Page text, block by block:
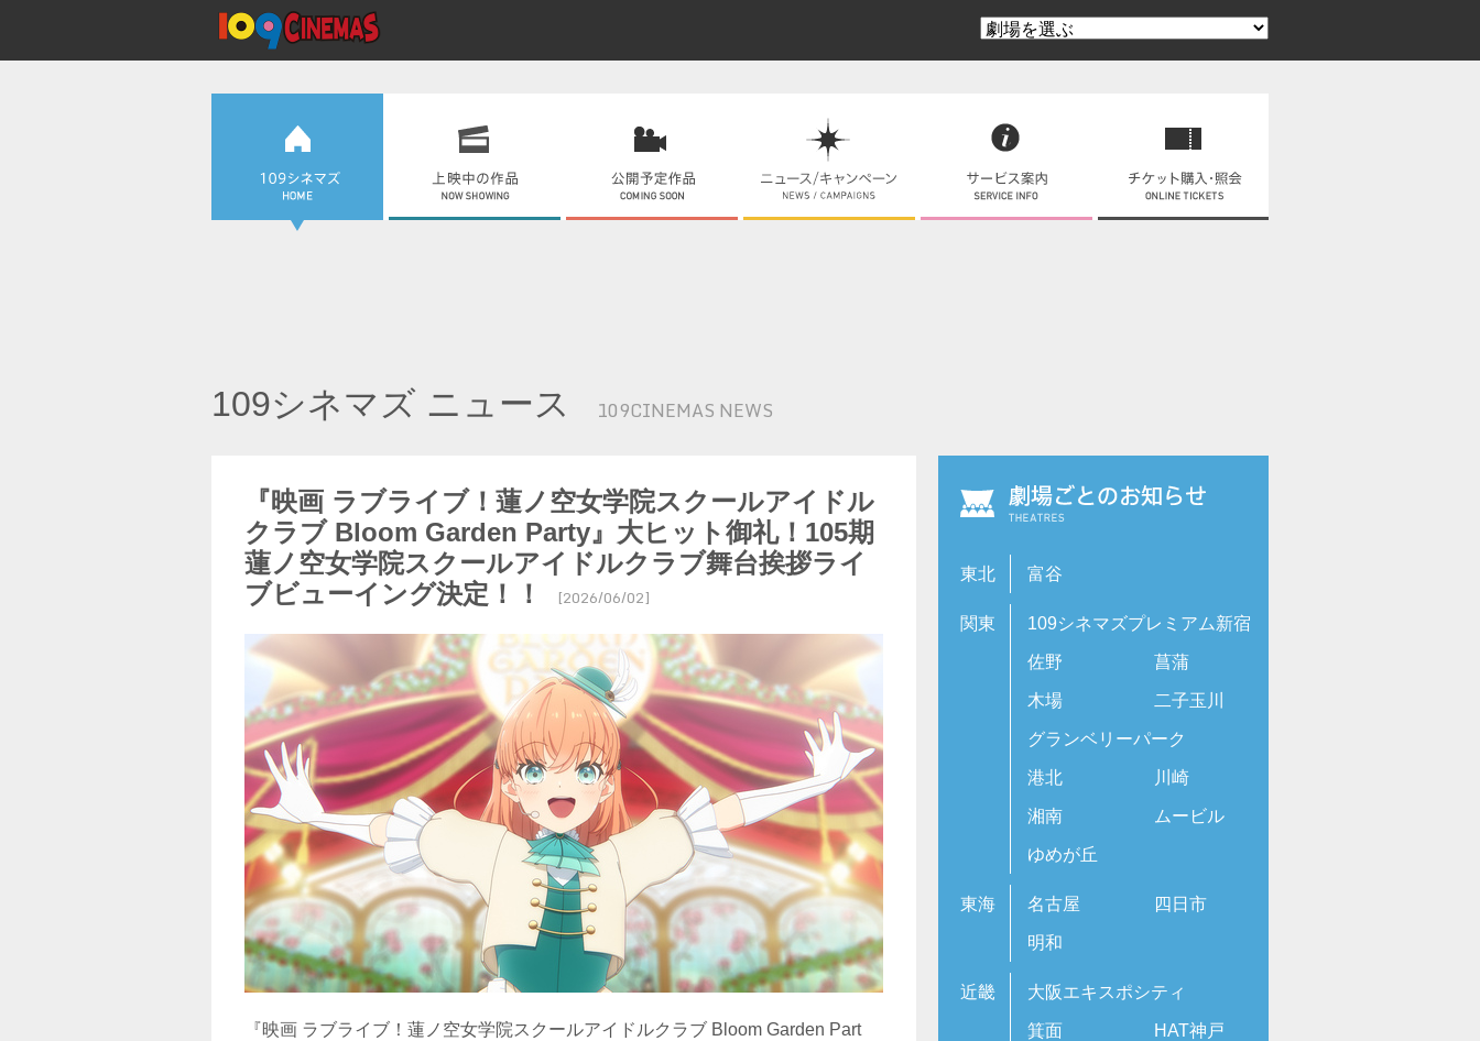
109シネマズ ニュース 109CINEMAS NEWS
『映画 ラブライブ！蓮ノ空女学院スクールアイドル
クラブ Bloom Garden Party』大ヒット御礼！105期
蓮ノ空女学院スクールアイドルクラブ舞台挨拶ライ
ブビューイング決定！！
[2026/06/02]
『映画 ラブライブ！蓮ノ空女学院スクールアイドルクラブ Bloom Garden Part
東北 富谷
関東 109シネマズプレミアム新宿
佐野 菖蒲
木場 二子玉川
グランベリーパーク
港北 川崎
湘南 ムービル
ゆめが丘
東海 名古屋 四日市
明和
近畿 大阪エキスポシティ
箕面 HAT神戸